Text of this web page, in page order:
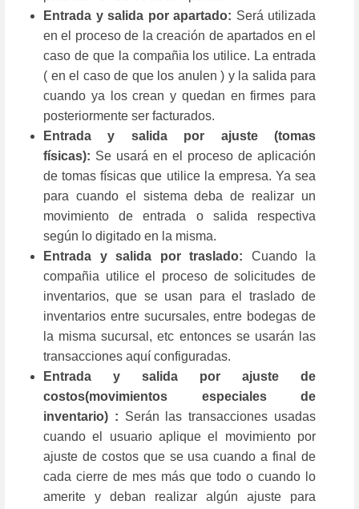
Entrada y salida por apartado: Será utilizada
en el proceso de la creación de apartados en el
caso de que la compañia los utilice. La entrada
( en el caso de que los anulen ) y la salida para
cuando ya los crean y quedan en firmes para
posteriormente ser facturados.
Entrada y salida por ajuste (tomas
físicas): Se usará en el proceso de aplicación
de tomas físicas que utilice la empresa. Ya sea
para cuando el sistema deba de realizar un
movimiento de entrada o salida respectiva
según lo digitado en la misma.
Entrada y salida por traslado: Cuando la
compañia utilice el proceso de solicitudes de
inventarios, que se usan para el traslado de
inventarios entre sucursales, entre bodegas de
la misma sucursal, etc entonces se usarán las
transacciones aquí configuradas.
Entrada y salida por ajuste de
costos(movimientos especiales de
inventario) : Serán las transacciones usadas
cuando el usuario aplique el movimiento por
ajuste de costos que se usa cuando a final de
cada cierre de mes más que todo o cuando lo
amerite y deban realizar algún ajuste para